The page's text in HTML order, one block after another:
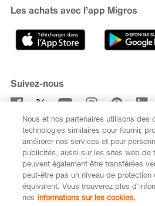
Recherche de magasin
Banque Migros
Carrière
Sponsoring
Médias
Code de conduite et signalement
Les achats avec l’app Migros
Suivez-nous
S’abonner à la
FR
Nous et nos partenaires utilisons des
technologies similaires pour fournir,
améliorer nos services et pour
publicités, aussi sur les sites web de
peuvent également être transférées
peut-être pas un niveau de protection
équivalent. Vous trouverez plus
nos informations sur les cookies.